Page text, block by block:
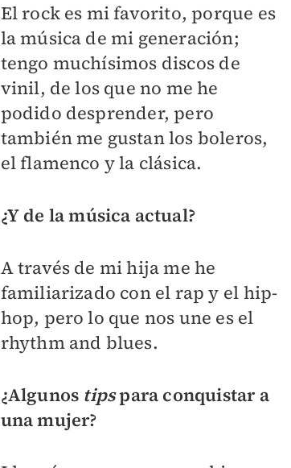
El rock es mi favorito, porque es
la música de mi generación;
tengo muchísimos discos de
vinil, de los que no me he
podido desprender, pero
también me gustan los boleros,
el flamenco y la clásica.
¿Y de la música actual?
A través de mi hija me he
familiarizado con el rap y el hip-
hop, pero lo que nos une es el
rhythm and blues.
¿Algunos tipspara conquistar a
una mujer?